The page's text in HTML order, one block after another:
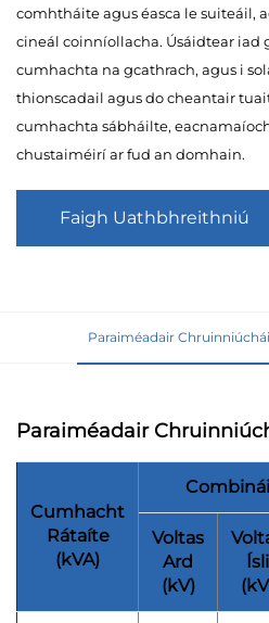
comhtháite agus éasca le suiteáil,
cineál coinníollacha. Úsáidtear iad
cumhachta na gcathrach, agus i
thionscadail agus do cheantair
cumhachta sábháilte,
chustaiméirí ar fud an domhain.
Faigh Uathbhreithniú
Paraiméadair
Paraiméadair
Cumhacht
Rátaíte
(kVA)
Voltas
Ard
(kV)
Ísli